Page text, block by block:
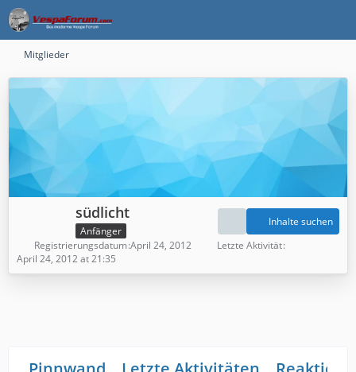
Mitglieder
südlicht
Anfänger
Inhalte suchen
Registrierungsdatum April 24, 2012
Letzte Aktivität
April 24, 2012 at 21:35